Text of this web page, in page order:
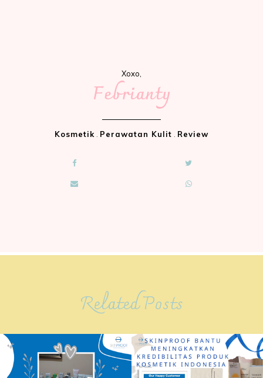
Xoxo,
Febrianty
Kosmetik Perawatan Kulit Review
Related Posts